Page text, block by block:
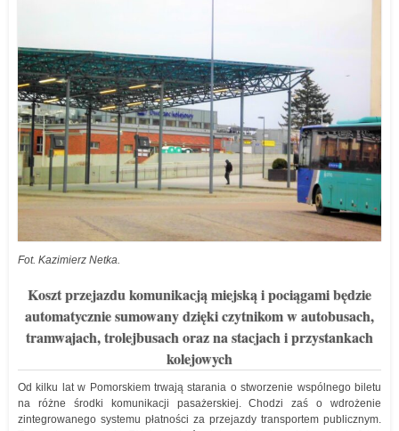
Fot. Kazimierz Netka.
Koszt przejazdu komunikacją miejską i pociągami będzie
automatycznie sumowany dzięki czytnikom w autobusach,
tramwajach, trolejbusach oraz na stacjach i przystankach
kolejowych
Od kilku lat w Pomorskiem trwają starania o stworzenie wspólnego biletu
na różne środki komunikacji pasażerskiej. Chodzi zaś o wdrożenie
zintegrowanego systemu płatności za przejazdy transportem publicznym.